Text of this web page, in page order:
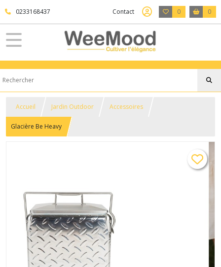
0233168437 Contact 0 0
Accueil Jardin Outdoor Accessoires
Glacière Be Heavy